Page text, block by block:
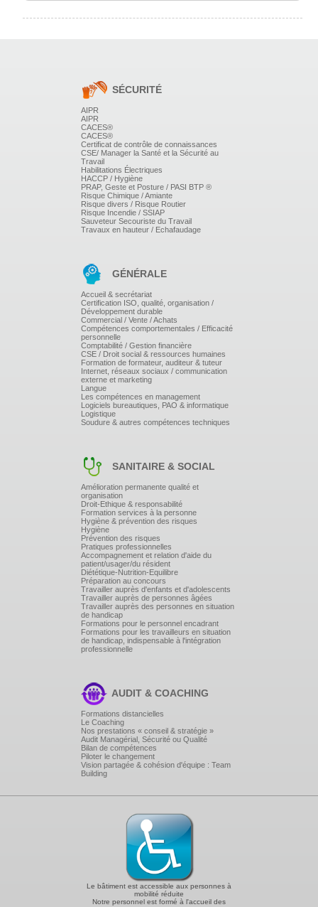
Les types de lignes, l'échelle de types de ligne (Axes,
pointillés...
MODIFICATION ET SÉLECTION D'OBJETS
Propriétés d'objets et sélection rapide, Les outils de
sélection ...
LES ENTITÉS ET LEURS ÉDITIONS
Etudes des entités graphiques en 2D.
Eléments simples (ligne, cercle, droite, point etc....).
Eléments composés.(polyligne, polygone, anneau,
rectangle, spline, ellipse, contour, région).
Aligner, Modifier Longueur, Rotation et Echelle par
référence de point géométrique, Ajuster et Prolonger,
LES ELÉMENTS DE BIBLIOTHÈQUES (BLOC)
Création d'éléments de bibliothèques (Blocs).
Gestion et modification de référence de Bloc.
LES ATTRIBUTS : CRÉATION DES ATTRIBUTS
ASSOCIÉS AU BLOC.
AUTOCAD DESIGN CENTER
différentes informations dédiées à la base de données
d'un dessin (Bloc - Calque - Style de Cote et Texte -
Type de Ligne-Xref, etc....).
LA PALETTE D'OUTILS : GESTION, CRÉATION
ET PERSONNALISATION.
TEXTE : CRÉATION ET ÉDITION DE TEXTE.
COTATIONS : CRÉATION ET OPTIMISATION
DES STYLES DE COTES.
CONNEXION
Hyper liens (Associer une doc technique à un objet).
Echange de donnée par Internet (Fichier E-transmet).
MISE EN PAGE ET IMPRESSION
Gestionnaire et optimisation des modes de
présentation en espace OBJET et PAPIER
(Périphérique, Format de papier,
Echelle d'impression, Style d'attribution de Plumes)
Création de détails par Fenêtres Flottantes.
SÉCURITÉ
AIPR
AIPR
CACES®
CACES®
Certificat de contrôle de connaissances
CSE/ Manager la Santé et la Sécurité au
Travail
Habilitations Électriques
HACCP / Hygiène
PRAP, Geste et Posture / PASI BTP ®
Risque Chimique / Amiante
Risque divers / Risque Routier
Risque Incendie / SSIAP
Sauveteur Secouriste du Travail
Travaux en hauteur / Echafaudage
GÉNÉRALE
Accueil & secrétariat
Certification ISO, qualité, organisation /
Développement durable
Commercial / Vente / Achats
Compétences comportementales / Efficacité
personnelle
Comptabilité / Gestion financière
CSE / Droit social & ressources humaines
Formation de formateur, auditeur & tuteur
Internet, réseaux sociaux / communication
externe et marketing
Langue
Les compétences en management
Logiciels bureautiques, PAO & informatique
Logistique
Soudure & autres compétences techniques
SANITAIRE & SOCIAL
Amélioration permanente qualité et
organisation
Droit-Ethique & responsabilité
Formation services à la personne
Hygiène & prévention des risques
Hygiène
Prévention des risques
Pratiques professionnelles
Accompagnement et relation d'aide du
patient/usager/du résident
Diététique-Nutrition-Equilibre
Préparation au concours
Travailler auprès d'enfants et d'adolescents
Travailler auprès de personnes âgées
Travailler auprès des personnes en situation
de handicap
Formations pour le personnel encadrant
Formations pour les travailleurs en situation
de handicap, indispensable à l'intégration
professionnelle
AUDIT & COACHING
Formations distancielles
Le Coaching
Nos prestations « conseil & stratégie »
Audit Managérial, Sécurité ou Qualité
Bilan de compétences
Piloter le changement
Vision partagée & cohésion d'équipe : Team
Building
Le bâtiment est accessible aux personnes à
mobilité réduite
Notre personnel est formé à l'accueil des